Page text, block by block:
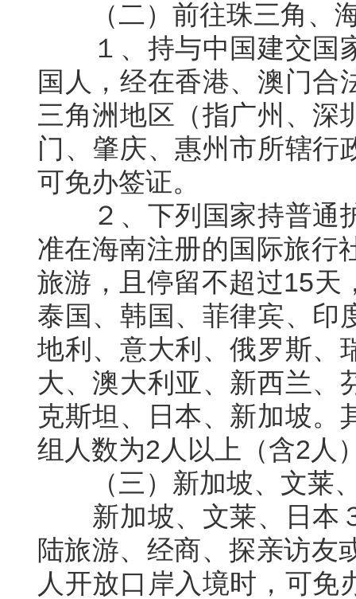
（二）前往珠三角、
１、持与中国建交国
国人，经在香港、澳门合
三角洲地区（指广州、深
门、肇庆、惠州市所辖行
可免办签证。
２、下列国家持普通
准在海南注册的国际旅行
旅游，且停留不超过15天
泰国、韩国、菲律宾、印
地利、意大利、俄罗斯、
大、澳大利亚、新西兰、
克斯坦、日本、新加坡。
组人数为2人以上（含2人
（三）新加坡、文莱
新加坡、文莱、日本
陆旅游、经商、探亲访友
人开放口岸入境时，可免